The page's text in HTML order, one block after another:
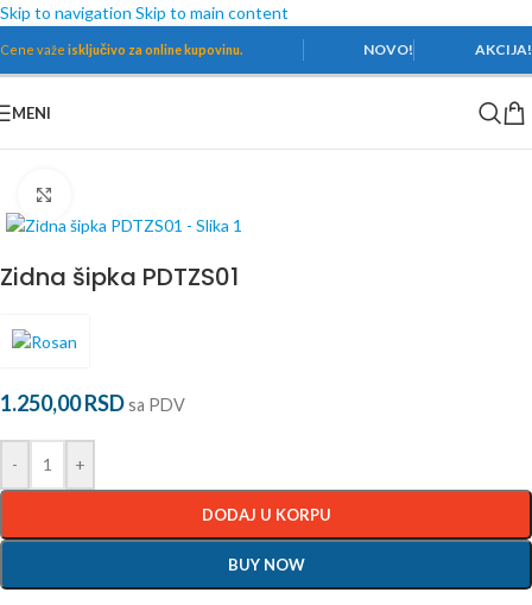
Skip to navigation Skip to main content
Cene važe isključivo za online kupovinu. NOVO! AKCIJA!
MENI
Zidna šipka PDTZS01
1.250,00RSDsa PDV
- +
DODAJ U KORPU
BUY NOW